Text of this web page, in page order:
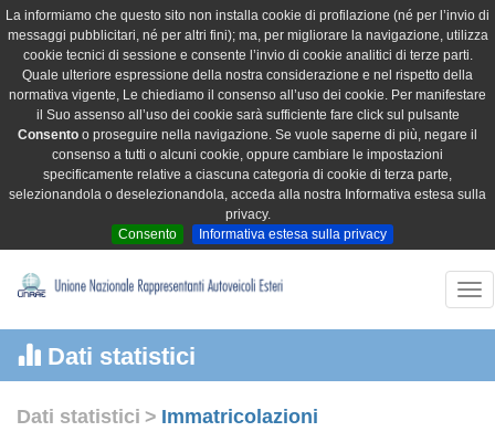
La informiamo che questo sito non installa cookie di profilazione (né per l’invio di
messaggi pubblicitari, né per altri fini); ma, per migliorare la navigazione, utilizza
cookie tecnici di sessione e consente l’invio di cookie analitici di terze parti.
Quale ulteriore espressione della nostra considerazione e nel rispetto della
normativa vigente, Le chiediamo il consenso all’uso dei cookie. Per manifestare
il Suo assenso all’uso dei cookie sarà sufficiente fare click sul pulsante
Consento o proseguire nella navigazione. Se vuole saperne di più, negare il
consenso a tutti o alcuni cookie, oppure cambiare le impostazioni
specificamente relative a ciascuna categoria di cookie di terza parte,
selezionandola o deselezionandola, acceda alla nostra Informativa estesa sulla
privacy.
Consento
Informativa estesa sulla privacy
Dati statistici
Dati statistici > Immatricolazioni